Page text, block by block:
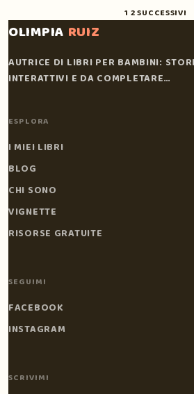
PAGINAZIONE
DEGLI
ARTICOLI
1 2SUCCESSIVI
OLIMPIA RUIZ
AUTRICE DI LIBRI PER BAMBINI:
INTERATTIVI E DA COMPLETARE…
ESPLORA
I MIEI LIBRI
BLOG
CHI SONO
VIGNETTE
RISORSE GRATUITE
SEGUIMI
FACEBOOK
INSTAGRAM
SCRIVIMI